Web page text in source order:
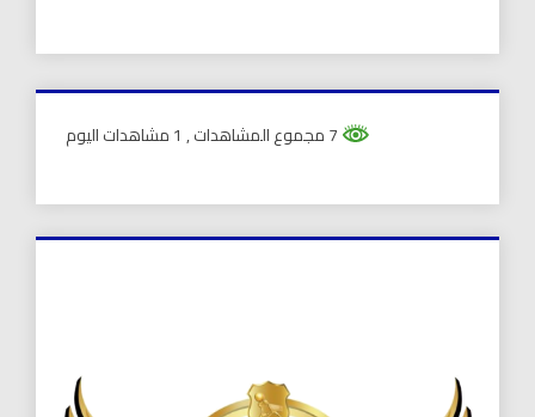
, 1 مشاهدات اليوم